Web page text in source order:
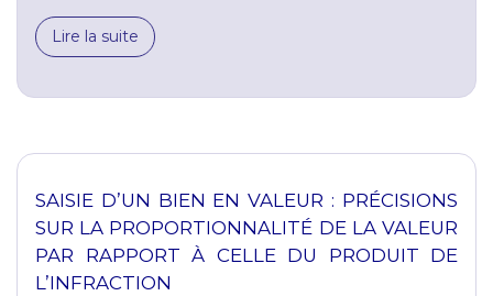
Lire la suite
SAISIE D’UN BIEN EN VALEUR : PRÉCISIONS
SUR LA PROPORTIONNALITÉ DE LA VALEUR
PAR RAPPORT À CELLE DU PRODUIT DE
L’INFRACTION